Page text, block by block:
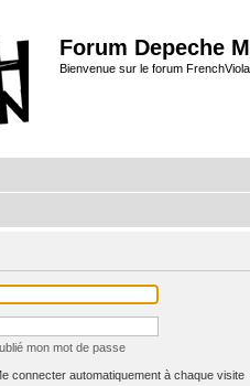
Forum Depeche
Bienvenue sur le forum
mon mot de passe
connecter automatiquement à chaque visite